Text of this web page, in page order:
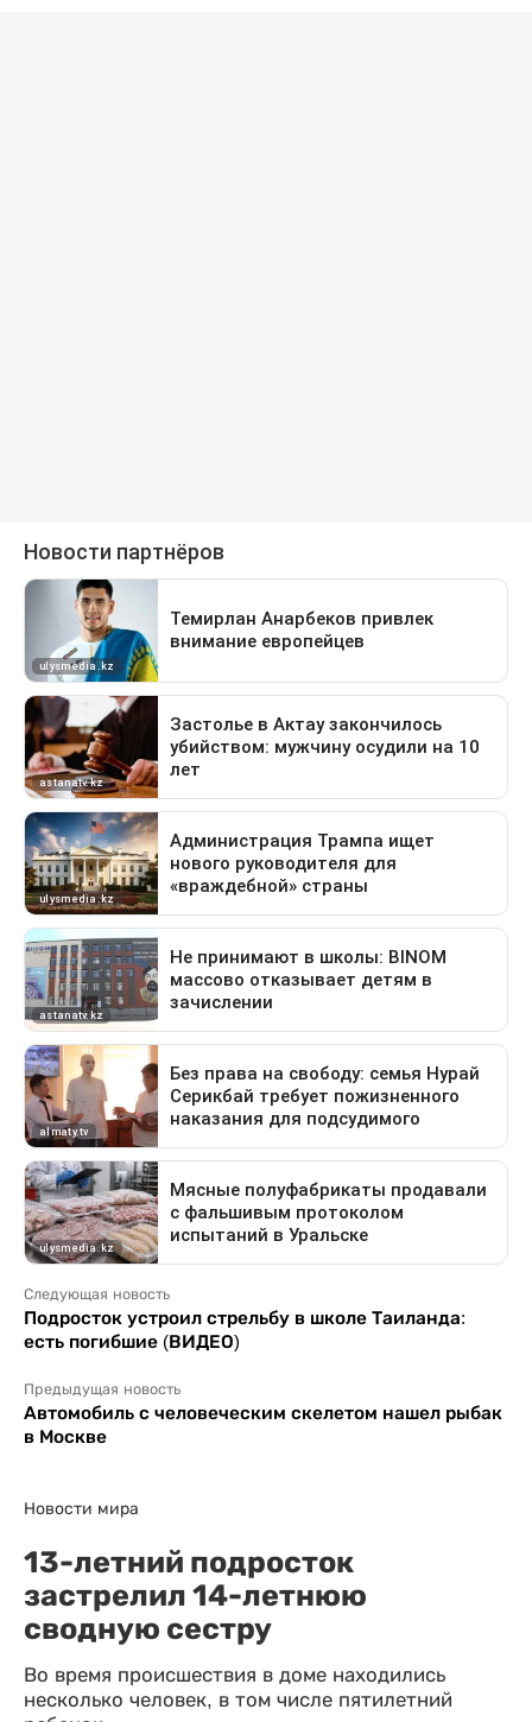
Следующая новость
Подросток устроил стрельбу в школе Таиланда:
есть погибшие (ВИДЕО)
Предыдущая новость
Автомобиль с человеческим скелетом нашел рыбак
в Москве
Новости мира
13-летний подросток
застрелил 14-летнюю
сводную сестру
Во время происшествия в доме находились
несколько человек, в том числе пятилетний